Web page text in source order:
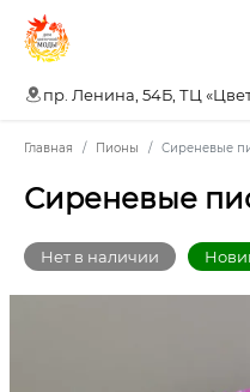
пр. Ленина, 54Б, ТЦ
Главная Пионы Сиреневые
Сиреневые
Нет в наличии